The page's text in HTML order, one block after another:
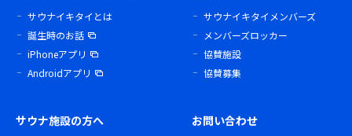
サウナイキタイとは
誕生時のお話
iPhoneアプリ
Androidアプリ
サウナイキタイメンバーズ
メンバーズロッカー
協賛施設
協賛募集
サウナ施設の方へ お問い合わせ